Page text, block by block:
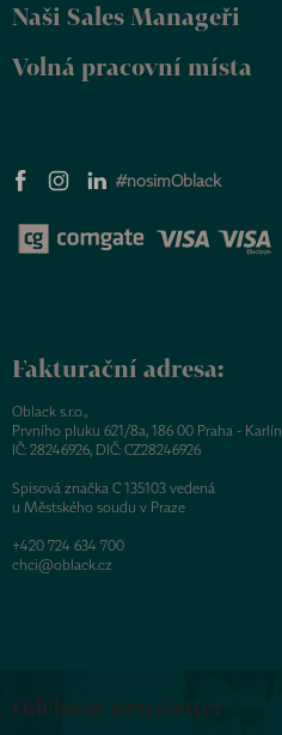
Naši Sales Manageři
Volná pracovní místa
#nosimOblack
Fakturační adresa:
Oblack s.r.o.,
Prvního pluku 621/8a, 186 00 Praha - Karlín
IČ: 28246926, DIČ: CZ28246926
Spisová značka C 135103 vedená
u Městského soudu v Praze
+420 724 634 700
chci@oblack.cz
Odebírat newsletter